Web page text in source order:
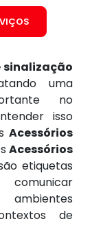
sinalização
uma
no
isso
Acessórios
Acessórios
etiquetas
de